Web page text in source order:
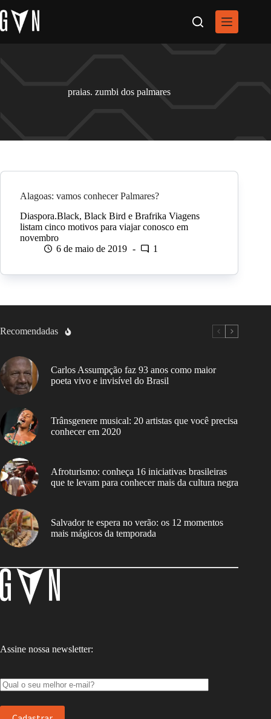
para
o
conteúdo
praias. zumbi dos palmares
Alagoas: vamos conhecer Palmares?
Diaspora.Black, Black Bird e Brafrika Viagens
listam cinco motivos para viajar conosco em
novembro
6 de maio de 2019
1
Recomendadas
Carlos Assumpção faz 93 anos como maior
poeta vivo e invisível do Brasil
Trânsgenere musical: 20 artistas que você precisa
conhecer em 2020
Afroturismo: conheça 16 iniciativas brasileiras
que te levam para conhecer mais da cultura negra
Salvador te espera no verão: os 12 momentos
mais mágicos da temporada
Assine nossa newsletter: